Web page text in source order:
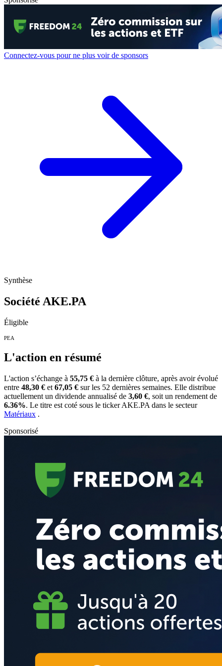
Connectez-vous pour ne plus voir de sponsors
Synthèse
Société AKE.PA
Éligible
PEA
L'action en résumé
L'action s’échange à 55,75 € à la dernière clôture, après avoir évolué
entre 48,30 € et 67,05 € sur les 52 dernières semaines. Elle distribue
actuellement un dividende annualisé de 3,60 €, soit un rendement de
6.36%. Le titre est coté sous le tickerAKE.PA dans le secteur
Matériaux .
Sponsorisé